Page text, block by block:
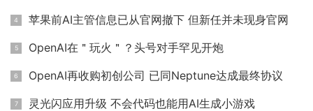
苹果前AI主管信息已从官网撤下 但新任并未现身官网
OpenAI在＂玩火＂？头号对手罕见开炮
OpenAI再收购初创公司 已同Neptune达成最终协议
灵光闪应用升级 不会代码也能用AI生成小游戏